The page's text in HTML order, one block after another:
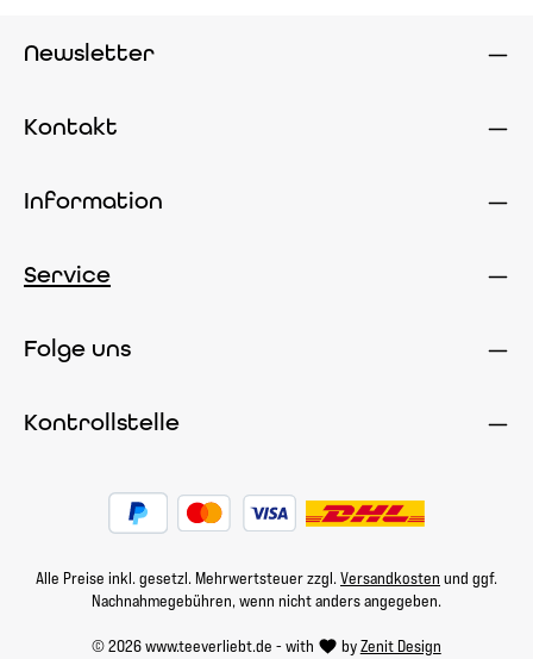
Newsletter
Kontakt
Information
Service
Folge uns
Kontrollstelle
© 2026 www.teeverliebt.de - with byZenit Design
Alle Preise inkl. gesetzl. Mehrwertsteuer zzgl. Versandkosten und ggf.
Nachnahmegebühren, wenn nicht anders angegeben.